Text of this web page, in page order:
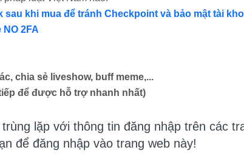
khi mua để tránh Checkpoint và bảo mật tài
2FA
chia sẻ liveshow, buff meme,...
để được hỗ trợ nhanh nhất)
lặp với thông tin đăng nhập trên các
để đăng nhập vào trang web này!